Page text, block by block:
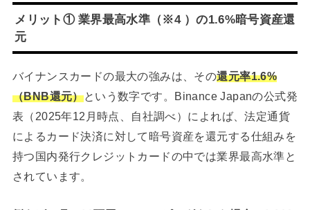
メリット① 業界最高水準（※4 ）の1.6%暗号資産還
元
バイナンスカードの最大の強みは、その還元率1.6%
（BNB還元）という数字です。Binance Japanの公式発
表（2025年12月時点、自社調べ）によれば、法定通貨
によるカード決済に対して暗号資産を還元する仕組みを
持つ国内発行クレジットカードの中では業界最高水準と
されています。